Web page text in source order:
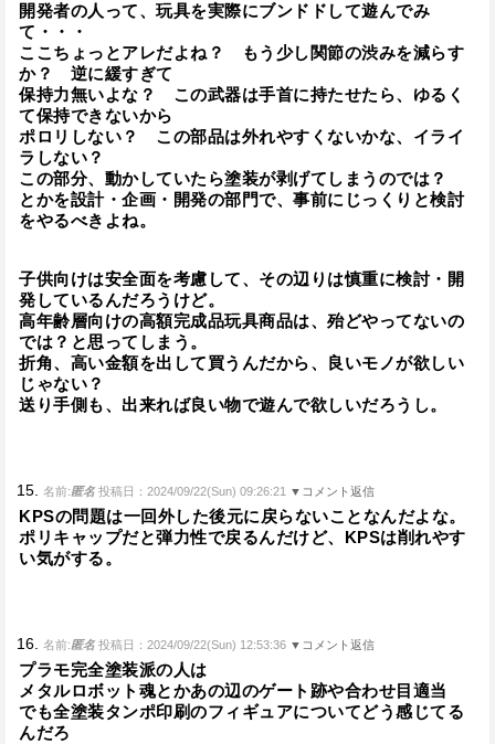
開発者の人って、玩具を実際にブンドドして遊んでみ
て・・・
ここちょっとアレだよね？ もう少し関節の渋みを減らす
か？ 逆に緩すぎて
保持力無いよな？ この武器は手首に持たせたら、ゆるく
て保持できないから
ポロリしない？ この部品は外れやすくないかな、イライ
ラしない？
この部分、動かしていたら塗装が剥げてしまうのでは？
とかを設計・企画・開発の部門で、事前にじっくりと検討
をやるべきよね。
子供向けは安全面を考慮して、その辺りは慎重に検討・開
発しているんだろうけど。
高年齢層向けの高額完成品玩具商品は、殆どやってないの
では？と思ってしまう。
折角、高い金額を出して買うんだから、良いモノが欲しい
じゃない？
送り手側も、出来れば良い物で遊んで欲しいだろうし。
15. 名前:匿名 投稿日：2024/09/22(Sun) 09:26:21 ▼コメント返信
KPSの問題は一回外した後元に戻らないことなんだよな。
ポリキャップだと弾力性で戻るんだけど、KPSは削れやす
い気がする。
16. 名前:匿名 投稿日：2024/09/22(Sun) 12:53:36 ▼コメント返信
プラモ完全塗装派の人は
メタルロボット魂とかあの辺のゲート跡や合わせ目適当
でも全塗装タンポ印刷のフィギュアについてどう感じてる
んだろ